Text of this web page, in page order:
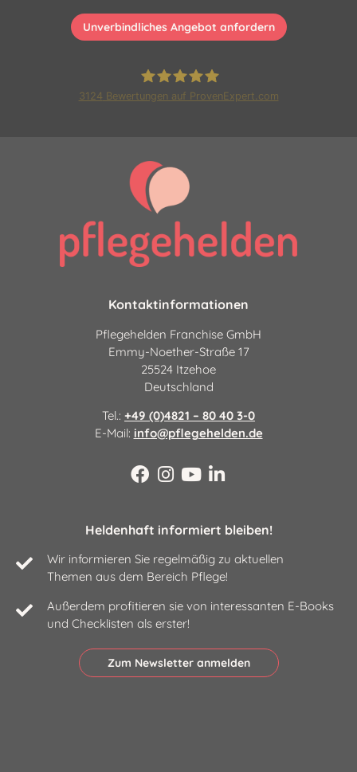
Unverbindliches Angebot anfordern
|24 Stunden Pflege und
3124 Bewertungen auf ProvenExpert.com
Kontaktinformationen
Pflegehelden Franchise GmbH
Emmy-Noether-Straße 17
25524 Itzehoe
Deutschland
Tel.: +49 (0)4821 – 80 40 3-0
E-Mail: info@pflegehelden.de
Heldenhaft informiert bleiben!
Wir informieren Sie regelmäßig zu aktuellen
Themen aus dem Bereich Pflege!
Außerdem profitieren sie von interessanten E-Books
und Checklisten als erster!
Zum Newsletter anmelden